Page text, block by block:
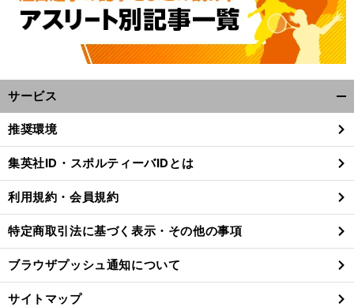
サービス
閉
る
推奨環境
集英社ID・スポルティーバIDとは
利用規約・会員規約
特定商取引法に基づく表示・その他の事項
ブラウザプッシュ通知について
サイトマップ